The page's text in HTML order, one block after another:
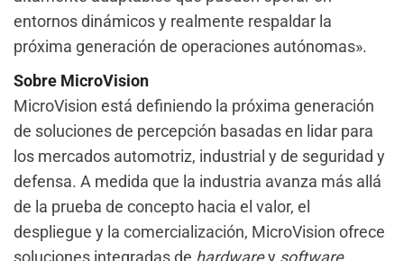
entornos dinámicos y realmente respaldar la
próxima generación de operaciones autónomas».
Sobre MicroVision
MicroVision está definiendo la próxima generación
de soluciones de percepción basadas en lidar para
los mercados automotriz, industrial y de seguridad y
defensa. A medida que la industria avanza más allá
de la prueba de concepto hacia el valor, el
despliegue y la comercialización, MicroVision ofrece
soluciones integradas de hardwarey software